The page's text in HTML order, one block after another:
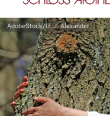
AdobeStock/U. J. Alexander